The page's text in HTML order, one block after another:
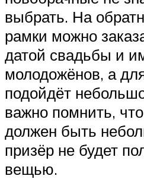
выбрать. На
рамки можно
датой свадьбы и
молодожёнов, а
подойдёт
важно помнить,
должен быть
призёр не будет
вещью.